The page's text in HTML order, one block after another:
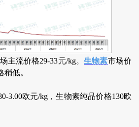
主流价格29-33元/kg。生物素市场价
低。
3.00欧元/kg，生物素纯品价格130欧